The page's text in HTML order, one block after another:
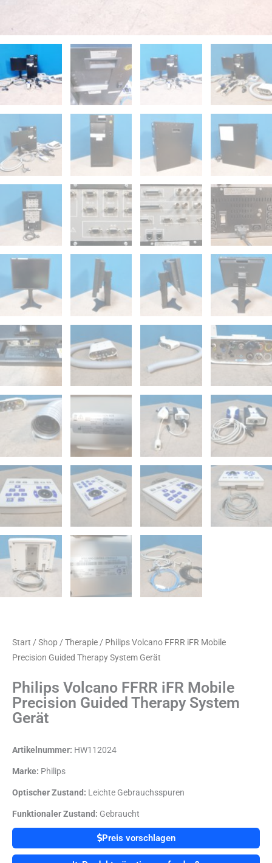
Start / Shop / Therapie / Philips Volcano FFRR iFR Mobile
Precision Guided Therapy System Gerät
Philips Volcano FFRR iFR Mobile
Precision Guided Therapy System
Gerät
Artikelnummer: HW112024
Marke: Philips
Optischer Zustand: Leichte Gebrauchsspuren
Funktionaler Zustand: Gebraucht
Preis vorschlagen